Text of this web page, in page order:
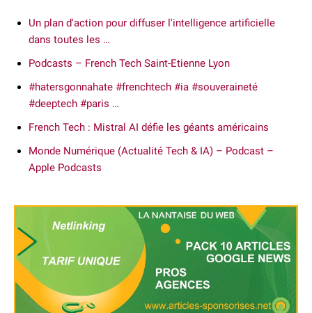
Un plan d'action pour diffuser l'intelligence artificielle
dans toutes les …
Podcasts – French Tech Saint-Etienne Lyon
#hatersgonnahate #frenchtech #ia #souveraineté
#deeptech #paris …
French Tech : Mistral AI défie les géants américains
Monde Numérique (Actualité Tech & IA) – Podcast –
Apple Podcasts